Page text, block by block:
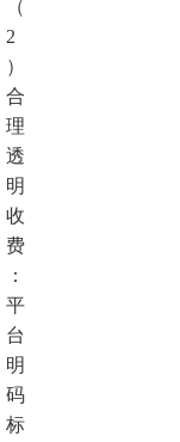
（
2
）
合
理
透
明
收
费
：
平
台
明
码
标